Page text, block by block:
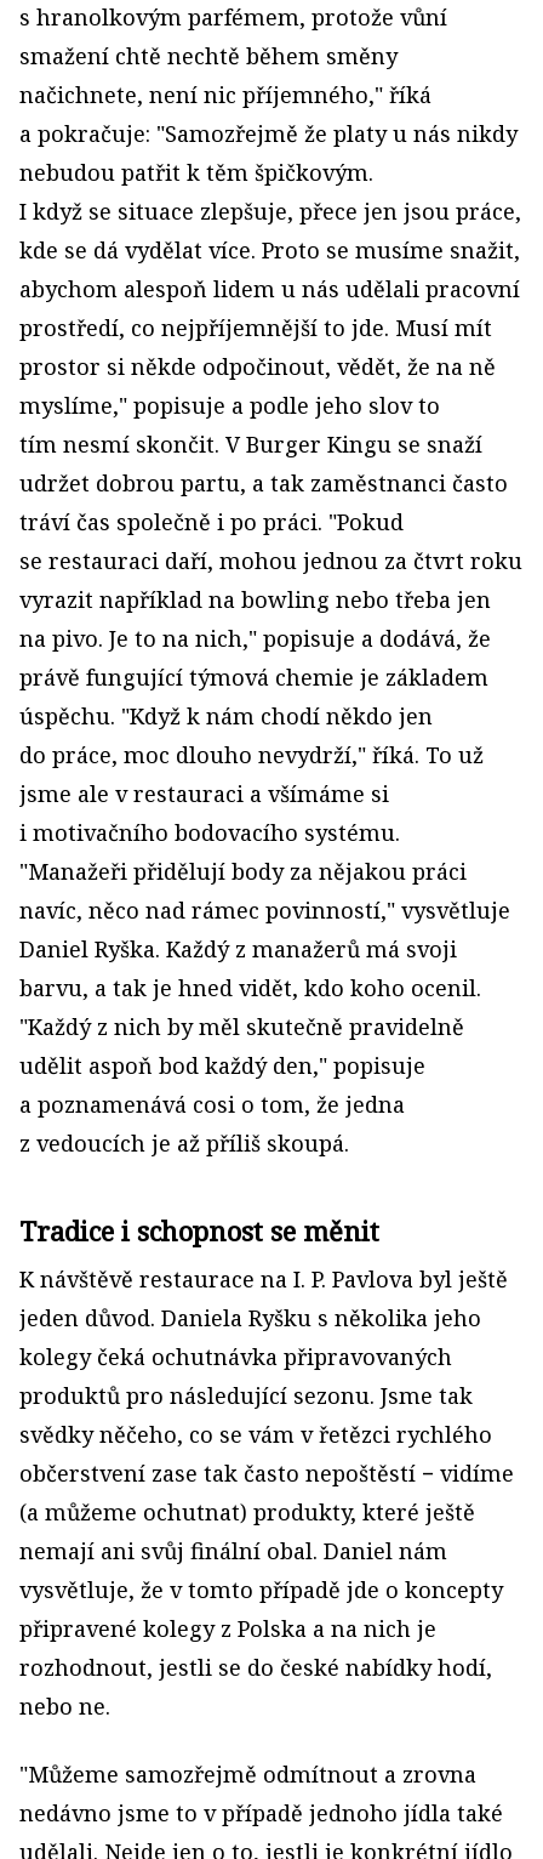
s hranolkovým parfémem, protože vůní
smažení chtě nechtě během směny
načichnete, není nic příjemného," říká
a pokračuje: "Samozřejmě že platy u nás nikdy
nebudou patřit k těm špičkovým.
I když se situace zlepšuje, přece jen jsou práce,
kde se dá vydělat více. Proto se musíme snažit,
abychom alespoň lidem u nás udělali pracovní
prostředí, co nejpříjemnější to jde. Musí mít
prostor si někde odpočinout, vědět, že na ně
myslíme," popisuje a podle jeho slov to
tím nesmí skončit. V Burger Kingu se snaží
udržet dobrou partu, a tak zaměstnanci často
tráví čas společně i po práci. "Pokud
se restauraci daří, mohou jednou za čtvrt roku
vyrazit například na bowling nebo třeba jen
na pivo. Je to na nich," popisuje a dodává, že
právě fungující týmová chemie je základem
úspěchu. "Když k nám chodí někdo jen
do práce, moc dlouho nevydrží," říká. To už
jsme ale v restauraci a všímáme si
i motivačního bodovacího systému.
"Manažeři přidělují body za nějakou práci
navíc, něco nad rámec povinností," vysvětluje
Daniel Ryška. Každý z manažerů má svoji
barvu, a tak je hned vidět, kdo koho ocenil.
"Každý z nich by měl skutečně pravidelně
udělit aspoň bod každý den," popisuje
a poznamenává cosi o tom, že jedna
z vedoucích je až příliš skoupá.
Tradice i schopnost se měnit
K návštěvě restaurace na I. P. Pavlova byl ještě
jeden důvod. Daniela Ryšku s několika jeho
kolegy čeká ochutnávka připravovaných
produktů pro následující sezonu. Jsme tak
svědky něčeho, co se vám v řetězci rychlého
občerstvení zase tak často nepoštěstí − vidíme
(a můžeme ochutnat) produkty, které ještě
nemají ani svůj finální obal. Daniel nám
vysvětluje, že v tomto případě jde o koncepty
připravené kolegy z Polska a na nich je
rozhodnout, jestli se do české nabídky hodí,
nebo ne.
"Můžeme samozřejmě odmítnout a zrovna
nedávno jsme to v případě jednoho jídla také
udělali. Nejde jen o to, jestli je konkrétní jídlo